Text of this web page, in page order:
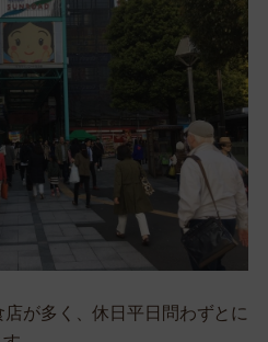
が多く、休日平日問わずとに